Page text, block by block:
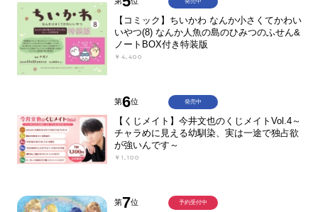
【コミック】ちいかわ なんか小さくてかわい
いやつ(8) なんか人魚の島のひみつのふせん&
ノートBOX付き特装版
￥4,400
第6位
【くじメイト】今井文也のくじメイトVol.4～
チャラめに見える幼馴染、実は一途で独占欲
が強いんです～
￥1,100
発売中
第7位 予約受付中